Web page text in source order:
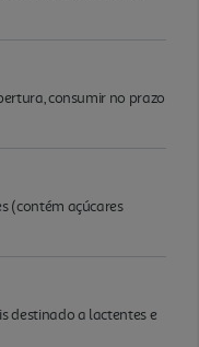
consumir no prazo
(contém açúcares
destinado a lactentes e